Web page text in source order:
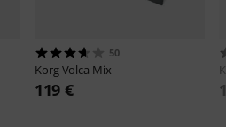
50
KorgVolca Mix
119 €